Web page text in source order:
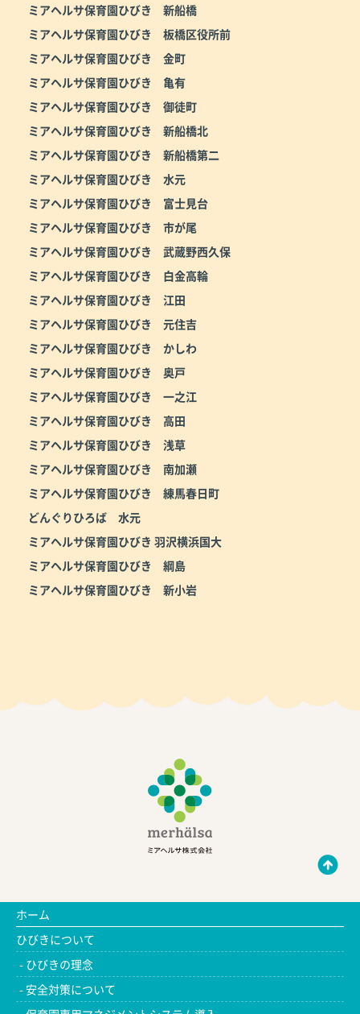
ミアヘルサ保育園ひびき 新船橋
ミアヘルサ保育園ひびき 板橋区役所前
ミアヘルサ保育園ひびき 金町
ミアヘルサ保育園ひびき 亀有
ミアヘルサ保育園ひびき 御徒町
ミアヘルサ保育園ひびき 新船橋北
ミアヘルサ保育園ひびき 新船橋第二
ミアヘルサ保育園ひびき 水元
ミアヘルサ保育園ひびき 富士見台
ミアヘルサ保育園ひびき 市が尾
ミアヘルサ保育園ひびき 武蔵野西久保
ミアヘルサ保育園ひびき 白金高輪
ミアヘルサ保育園ひびき 江田
ミアヘルサ保育園ひびき 元住吉
ミアヘルサ保育園ひびき かしわ
ミアヘルサ保育園ひびき 奥戸
ミアヘルサ保育園ひびき 一之江
ミアヘルサ保育園ひびき 高田
ミアヘルサ保育園ひびき 浅草
ミアヘルサ保育園ひびき 南加瀬
ミアヘルサ保育園ひびき 練馬春日町
どんぐりひろば 水元
ミアヘルサ保育園ひびき 羽沢横浜国大
ミアヘルサ保育園ひびき 綱島
ミアヘルサ保育園ひびき 新小岩
ホーム
ひびきについて
ひびきの理念
安全対策について